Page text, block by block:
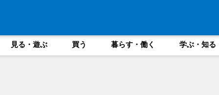
見る・遊ぶ 買う 暮らす・働く 学ぶ・知る